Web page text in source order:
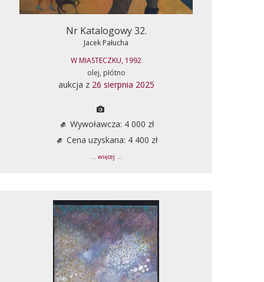
Nr Katalogowy 32.
Jacek Pałucha
W MIASTECZKU, 1992
olej, płótno
aukcja z 26 sierpnia 2025
Wywoławcza: 4 000 zł
Cena uzyskana: 4 400 zł
... więcej ...